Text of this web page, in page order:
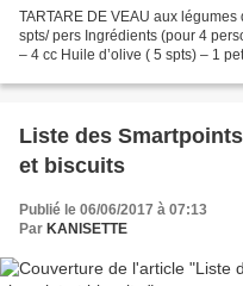
TARTARE DE VEAU aux
spts/ pers Ingrédients (pour 4
– 4 cc Huile d’olive ( 5 spts) – 1
Liste des
et biscuits
Publié le 06/06/2017 à 07:13
Par KANISETTE